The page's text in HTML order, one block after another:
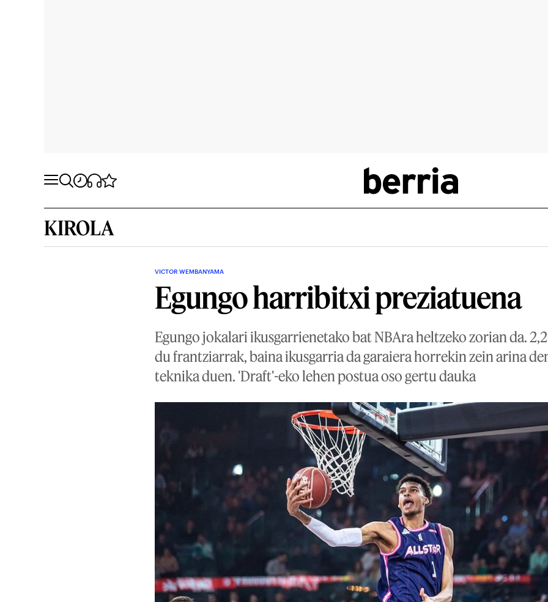
KIROLA
VICTOR WEMBANYAMA
Egungo harribitxi preziatuena
Egungo jokalari ikusgarrienetako bat NBAra heltzeko zorian da.
du frantziarrak, baina ikusgarria da garaiera horrekin zein arina
teknika duen. 'Draft'-eko lehen postua oso gertu dauka